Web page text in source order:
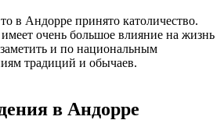
в Андорре принято католичество.
очень большое влияние на жизнь
и по национальным
традиций и обычаев.
в Андорре